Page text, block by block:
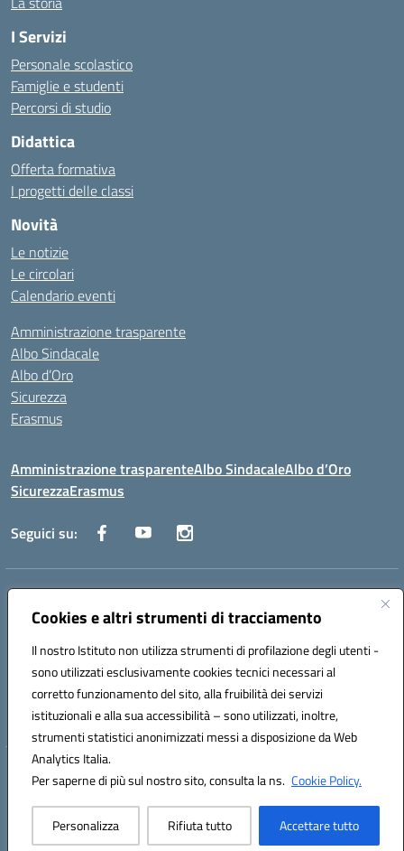
Cookies e altri strumenti di tracciamento
Il nostro Istituto non utilizza strumenti di profilazione degli utenti -
sono utilizzati esclusivamente cookies tecnici necessari al
corretto funzionamento del sito, alla fruibilità dei servizi
istituzionali e alla sua accessibilità – sono utilizzati, inoltre,
strumenti statistici anonimizzati messi a disposizione da Web
Analytics Italia.
Per saperne di più sul nostro sito, consulta la ns. Cookie Policy.
Personalizza Rifiuta tutto Accettare tutto
I Servizi
Personale scolastico
Famiglie e studenti
Percorsi di studio
Didattica
Offerta formativa
I progetti delle classi
Novità
Le notizie
Le circolari
Calendario eventi
Amministrazione trasparente
Albo Sindacale
Albo d’Oro
Sicurezza
Erasmus
Amministrazione trasparenteAlbo SindacaleAlbo d’Oro
SicurezzaErasmus
Seguici su:
Indirizzo:
Centralino:0885.426034 Email:FGTD02000P@istruzione.it
Codice fiscale: 81002930717
Codice meccanografico:
FGTD02000P
Codice unico di fatturazione (CUF): UFUN7Y
Hosting & Powered by 3D Solution S.r.l.
Concept & Design by Designers Italia